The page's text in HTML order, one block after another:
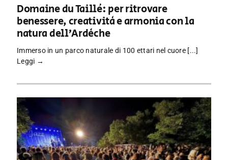
Domaine du Taillé: per ritrovare
benessere, creatività e armonia con la
natura dell’Ardèche
Immerso in un parco naturale di 100 ettari nel cuore [...]
Leggi →